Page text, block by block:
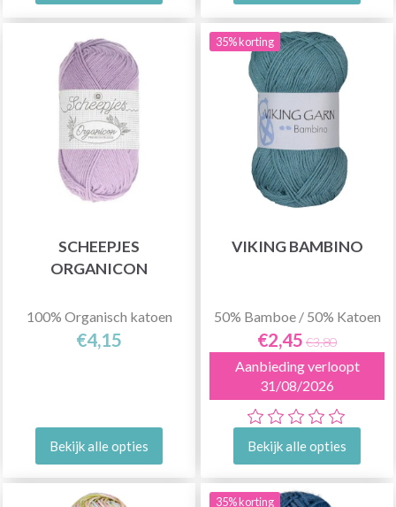
SCHEEPJES
ORGANICON
100% Organisch katoen
€4,15
Bekijk alle opties
35% korting
VIKING BAMBINO
50% Bamboe / 50% Katoen
€2,45 €3,80
Aanbieding verloopt
31/08/2026
Bekijk alle opties
35% korting